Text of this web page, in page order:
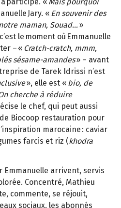
Jary. « En souvenir des
maman, Souad…»
le moment où Emmanuelle
– « Cratch-cratch, mmm,
sésame-amandes» – avant
de Tarek Idrissi n’est
», elle est « bio, de
cherche à réduire
le chef, qui peut aussi
Biocoop restauration pour
marocaine : caviar
farcis et riz (khodra
Emmanuelle arrivent, servis
Concentré, Mathieu
commente, se réjouit,
sociaux, les abonnés